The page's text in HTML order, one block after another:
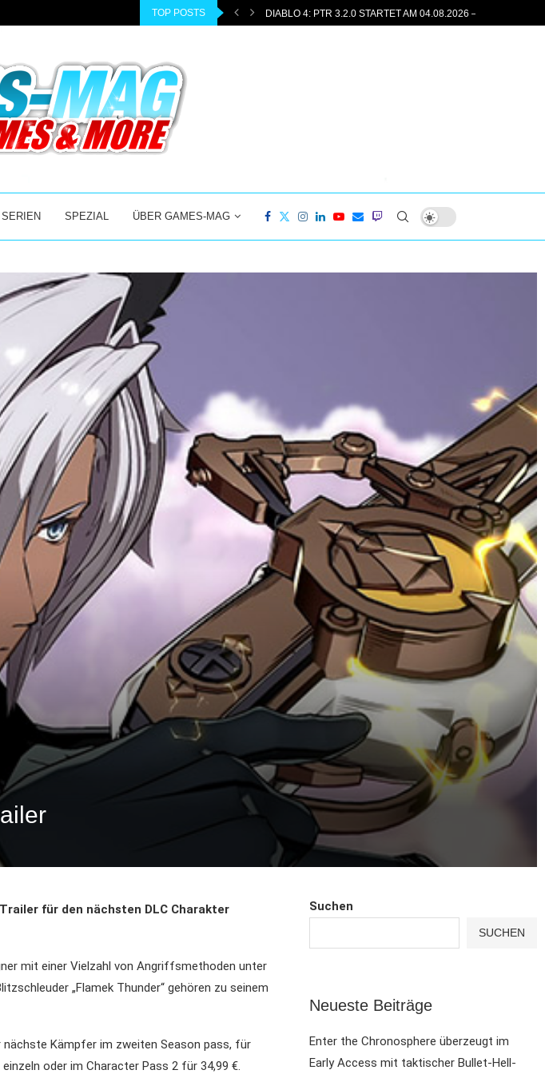
TOP POSTS
– GAME FREAKS NEUES ABENTEUER... DIABLO 4: PTR 3.2.0 STARTET AM 04.08.2026 –...
SPEZIAL ÜBER GAMES-MAG
für den nächsten DLC Charakter
mit einer Vielzahl von Angriffsmethoden unter
„Flamek Thunder“ gehören zu seinem
nächste Kämpfer im zweiten Season pass, für
oder im Character Pass 2 für 34,99 €.
Suchen
SUCHEN
Neueste Beiträge
Enter the Chronosphere überzeugt im
Early Access mit taktischer Bullet-Hell-